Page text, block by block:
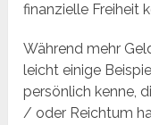
finanzielle Freiheit
Während mehr
leicht einige
persönlich kenne,
/ oder Reichtum